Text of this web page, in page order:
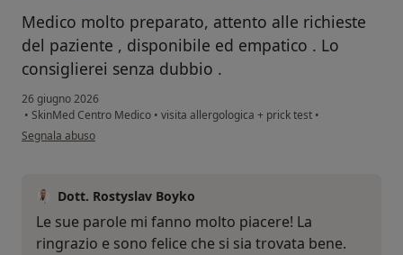
Medico molto preparato, attento alle richieste
del paziente , disponibile ed empatico . Lo
consiglierei senza dubbio .
26 giugno 2026
• SkinMed Centro Medico • visita allergologica + prick test •
secondo l'opinione dell'utente FM
Segnala abuso
Dott. Rostyslav Boyko
Le sue parole mi fanno molto piacere! La
ringrazio e sono felice che si sia trovata bene.